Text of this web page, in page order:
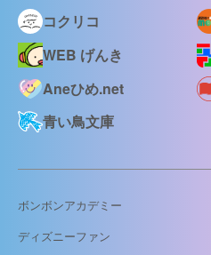
コクリコ
WEB げんき
Aneひめ.net
青い鳥文庫
ボンボンアカデミー
ディズニーファン